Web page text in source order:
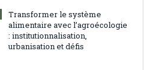
Transformer le système
alimentaire avec l’agroécologie
: institutionnalisation,
urbanisation et défis